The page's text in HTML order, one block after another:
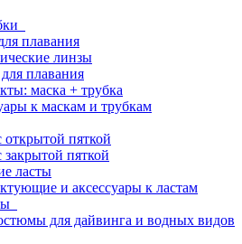
плавания
линзы
плавания
маска + трубка
к маскам и трубкам
открытой пяткой
закрытой пяткой
ласты
и аксессуары к ластам
для дайвинга и водных видов